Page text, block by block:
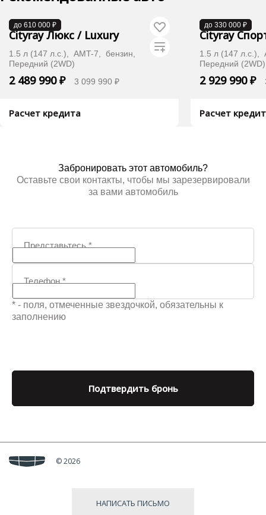
до 610 000 ₽
В наличии
Cityray Люкс / Luxury
1.5 л (147 л.с.), AMT-7, бензин,
Передний (2WD)
2 489 990 ₽ 3 099 990 ₽
Расчет кредита
до 330 000 ₽
В наличии
Cityray
1.5 л (147 л.с.),
Передний (2WD)
2 929 990 ₽
Расчет
Забронировать этот автомобиль?
Оставьте свои контакты, чтобы мы зарезервировали
за вами автомобиль
Представьтесь*
Телефон*
* - поля, отмеченные звездочкой, обязательны к
заполнению
Подтвердить бронь
© 2026
НАПИСАТЬ ПИСЬМО